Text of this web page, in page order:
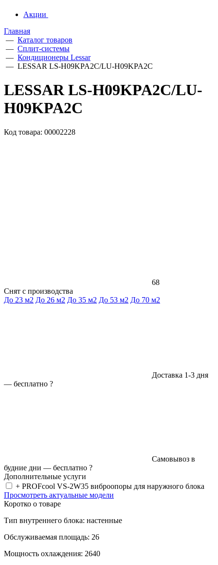
Акции
Главная
— Каталог товаров
— Сплит-системы
— Кондиционеры Lessar
— LESSAR LS-H09KPA2C/LU-H09KPA2C
LESSAR LS-H09KPA2C/LU-
H09KPA2C
Код товара: 00002228
68
Снят с производства
До 23 м2 До 26 м2 До 35 м2 До 53 м2 До 70 м2
Доставка 1-3 дня
— бесплатно ?
Самовывоз в
будние дни — бесплатно ?
Дополнительные услуги
+ PROFcool VS-2W35 виброопоры для наружного блока
Просмотреть актуальные модели
Коротко о товаре
Тип внутреннего блока: настенные
Обслуживаемая площадь: 26
Мощность охлаждения: 2640